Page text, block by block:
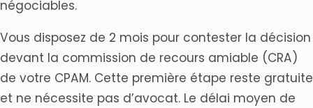
négociables.
Vous disposez de 2 mois pour contester la décision
devant la commission de recours amiable (CRA)
de votre CPAM. Cette première étape reste gratuite
et ne nécessite pas d’avocat. Le délai moyen de